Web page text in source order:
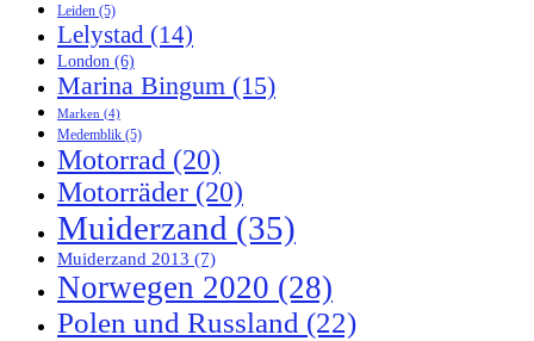
Leiden (5)
Lelystad (14)
London (6)
Marina Bingum (15)
Marken (4)
Medemblik (5)
Motorrad (20)
Motorräder (20)
Muiderzand (35)
Muiderzand 2013 (7)
Norwegen 2020 (28)
Polen und Russland (22)